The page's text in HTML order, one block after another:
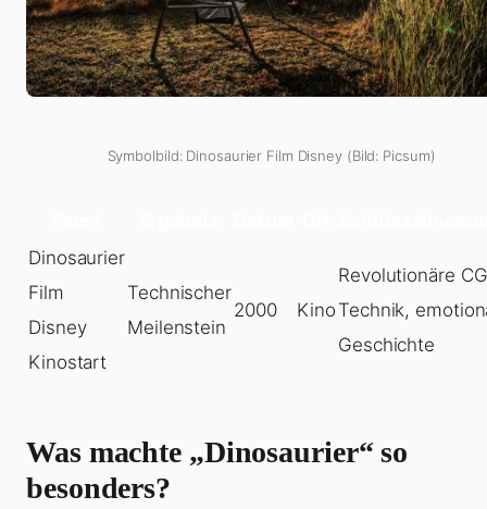
Symbolbild: Dinosaurier Film Disney (Bild: Picsum)
Dinosaurier
Film
Disney
Kinostart
Technischer
Meilenstein
2000 Kino
Revolutionäre
Technik,
Geschichte
Was machte „Dinosaurier“ so
besonders?